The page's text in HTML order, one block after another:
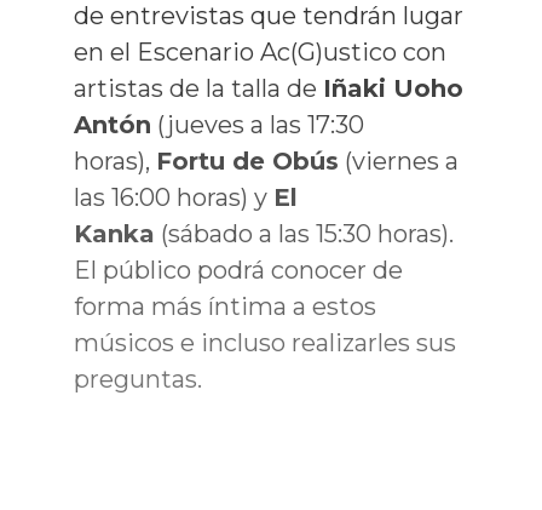
de entrevistas que tendrán lugar
en el Escenario Ac(G)ustico con
artistas de la talla de Iñaki Uoho
Antón (jueves a las 17:30
horas), Fortu de Obús (viernes a
las 16:00 horas) y El
Kanka (sábado a las 15:30 horas).
El público podrá conocer de
forma más íntima a estos
músicos e incluso realizarles sus
preguntas.